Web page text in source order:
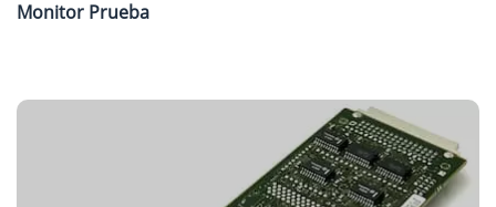
Monitor Prueba